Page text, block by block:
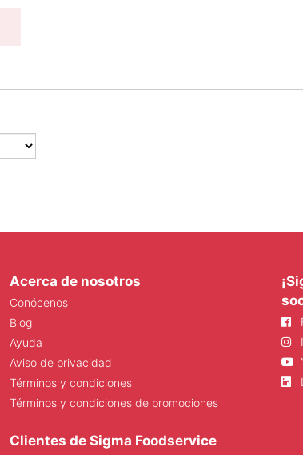
Acerca de nosotros
Conócenos
Blog
Ayuda
Aviso de privacidad
Términos y condiciones
Términos y condiciones de promociones
Clientes de Sigma Foodservice